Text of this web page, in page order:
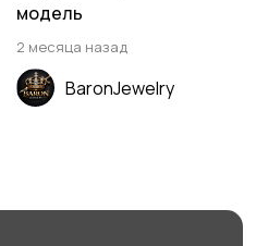
модель
2 месяца назад
BaronJewelry